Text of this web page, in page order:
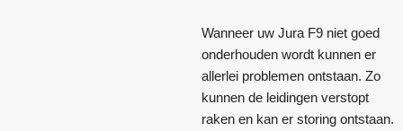
Wanneer uw Jura F9 niet goed
onderhouden wordt kunnen er
allerlei problemen ontstaan. Zo
kunnen de leidingen verstopt
raken en kan er storing ontstaan.